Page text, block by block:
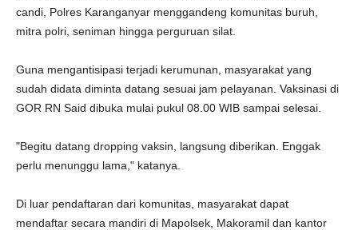
candi, Polres Karanganyar menggandeng komunitas buruh,
mitra polri, seniman hingga perguruan silat.
Guna mengantisipasi terjadi kerumunan, masyarakat yang
sudah didata diminta datang sesuai jam pelayanan. Vaksinasi di
GOR RN Said dibuka mulai pukul 08.00 WIB sampai selesai.
"Begitu datang dropping vaksin, langsung diberikan. Enggak
perlu menunggu lama," katanya.
Di luar pendaftaran dari komunitas, masyarakat dapat
mendaftar secara mandiri di Mapolsek, Makoramil dan kantor